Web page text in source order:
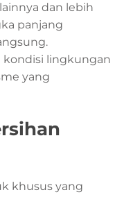
dan lebih
panjang
kondisi lingkungan
yang
khusus yang